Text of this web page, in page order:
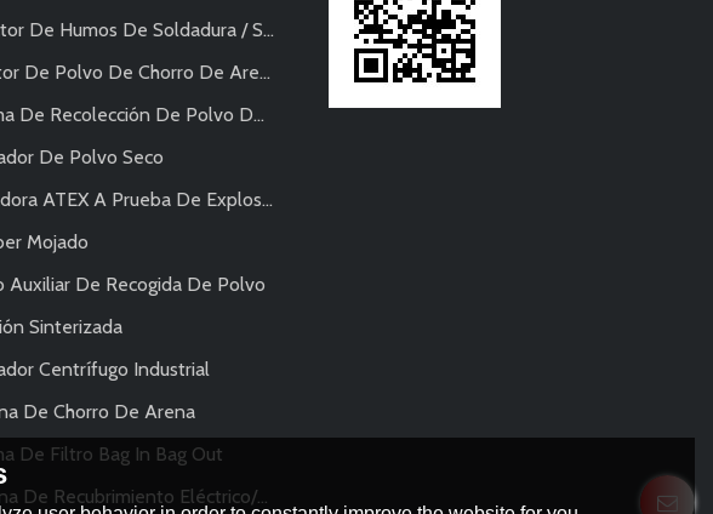
De Humos De Soldadura / Soldadura
De Polvo De Chorro De Arena
De Recolección De Polvo De Metal
De Polvo Seco
ATEX A Prueba De Explosivos-Neumática
Mojado
Auxiliar De Recogida De Polvo
Sinterizada
Centrífugo Industrial
De Chorro De Arena
De Filtro Bag In Bag Out
Eléctrico/Sistema De Pulverización De Polvo